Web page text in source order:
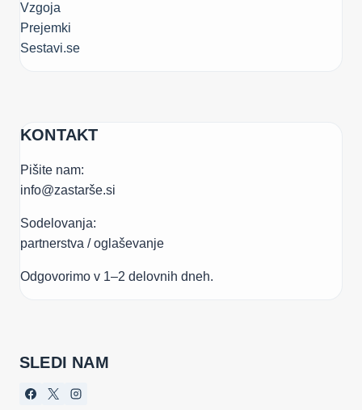
Vzgoja
Prejemki
Sestavi.se
KONTAKT
Pišite nam:
info@zastarše.si
Sodelovanja:
partnerstva / oglaševanje
Odgovorimo v 1–2 delovnih dneh.
SLEDI NAM